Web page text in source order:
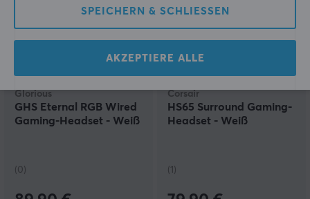
Glorious
GHS Eternal RGB Wired
Gaming-Headset - Weiß
(0)
Corsair
HS65 Surround Gaming-
Headset - Weiß
(1)
SPEICHERN & SCHLIESSEN
AKZEPTIERE ALLE